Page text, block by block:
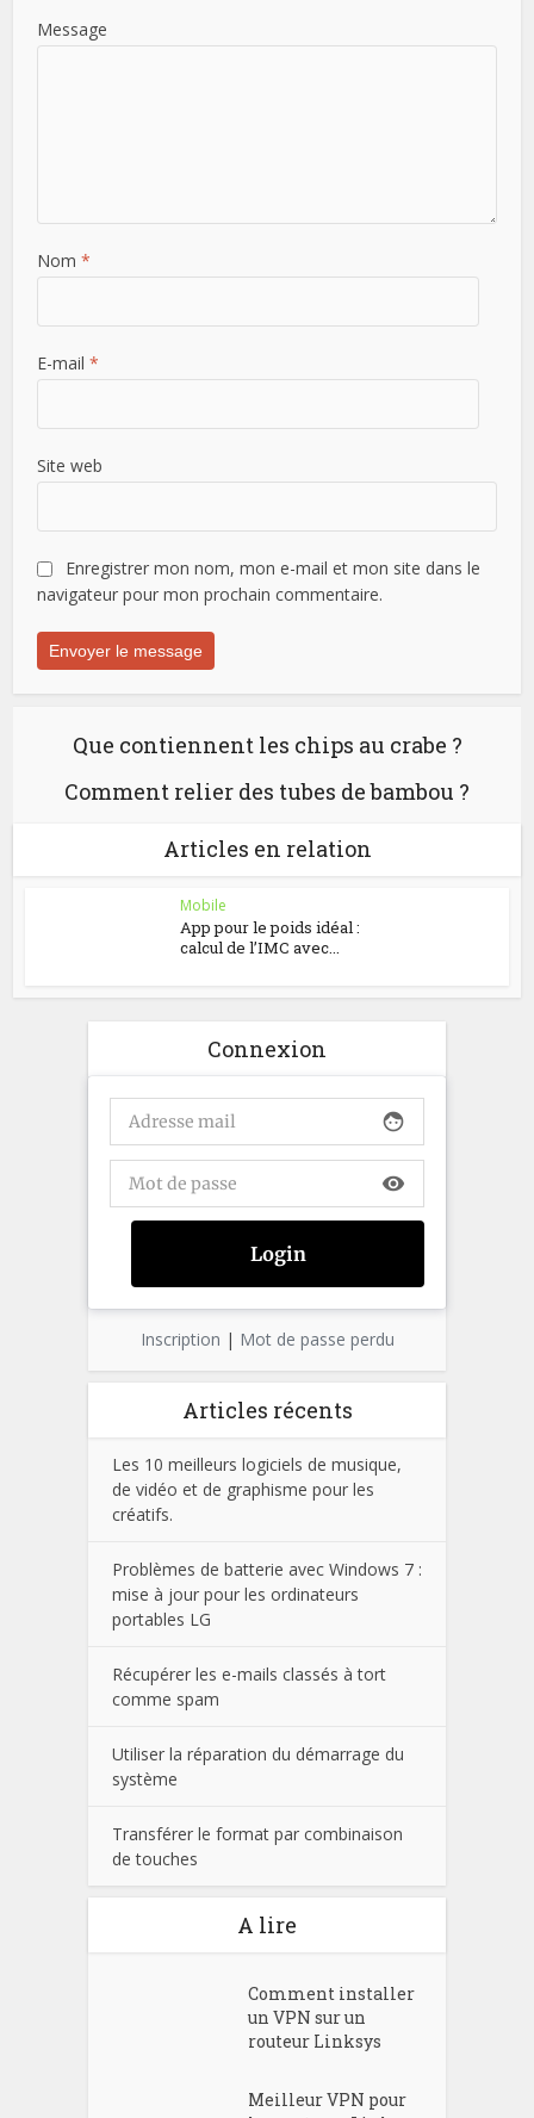
Message
Nom*
E-mail*
Site web
Enregistrer mon nom, mon e-mail et mon site dans le
navigateur pour mon prochain commentaire.
Que contiennent les chips au crabe ?
Comment relier des tubes de bambou ?
Articles en relation
Mobile
App pour le poids idéal :
calcul de l’IMC avec...
Connexion
face
visibility
Inscription | Mot de passe perdu
Articles récents
Les 10 meilleurs logiciels de musique,
de vidéo et de graphisme pour les
créatifs.
Problèmes de batterie avec Windows 7 :
mise à jour pour les ordinateurs
portables LG
Récupérer les e-mails classés à tort
comme spam
Utiliser la réparation du démarrage du
système
Transférer le format par combinaison
de touches
A lire
Comment installer
un VPN sur un
routeur Linksys
Meilleur VPN pour